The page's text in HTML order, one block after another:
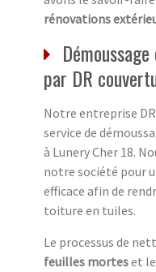
rénovations
par DR
Notre entreprise
service de
à Lunery Cher 18.
notre société pour
efficace afin de
toiture en tuiles.
Le processus de
feuilles morteset